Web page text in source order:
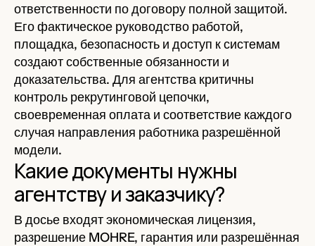
ответственности по договору полной защитой.
Его фактическое руководство работой,
площадка, безопасность и доступ к системам
создают собственные обязанности и
доказательства. Для агентства критичны
контроль рекрутинговой цепочки,
своевременная оплата и соответствие каждого
случая направления работника разрешённой
модели.
Какие документы нужны
агентству и заказчику?
В досье входят экономическая лицензия,
разрешение MOHRE, гарантия или разрешённая